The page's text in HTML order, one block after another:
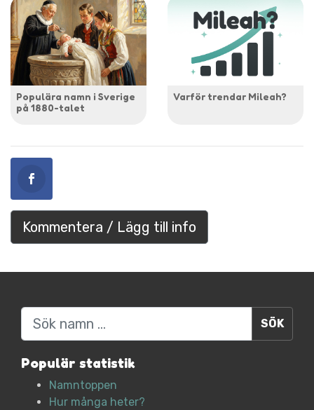
Populära namn i Sverige
på 1880-talet
Varför trendar Mileah?
Kommentera / Lägg till info
Sök
Populär statistik
Namntoppen
Hur många heter?